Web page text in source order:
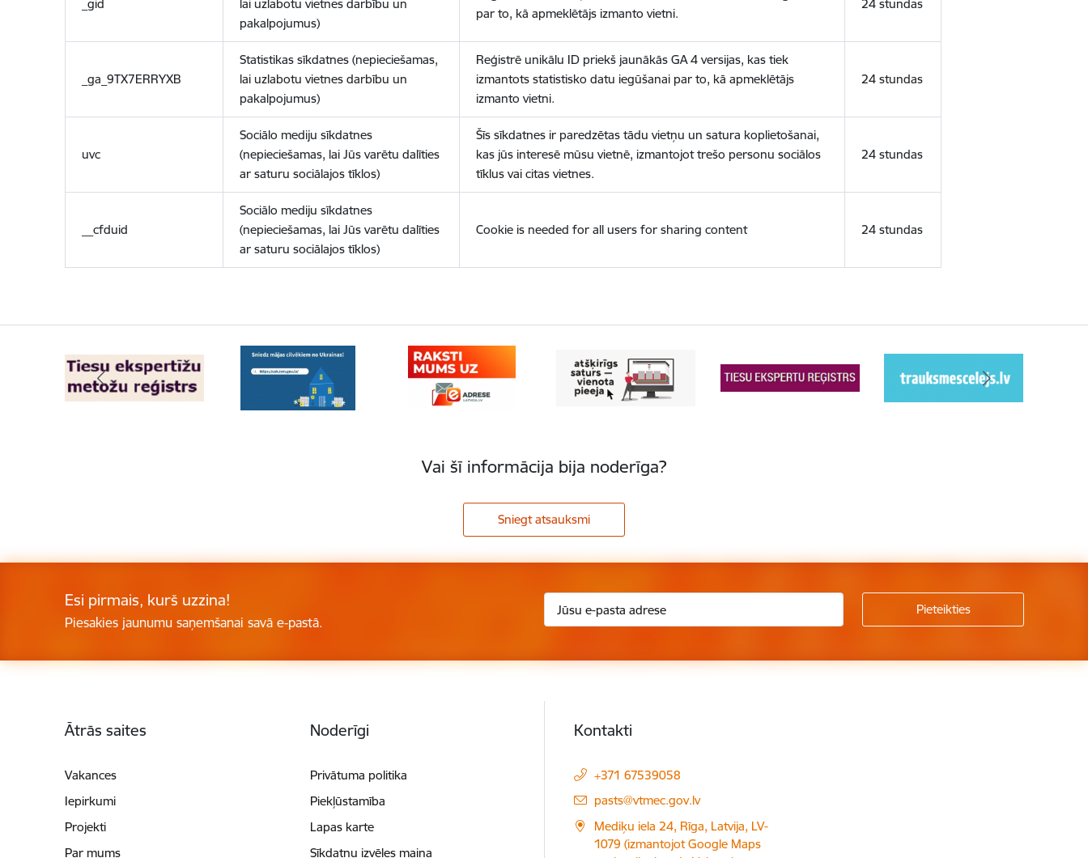
_gid
lai uzlabotu vietnes darbību un
pakalpojumus)
par to, kā apmeklētājs izmanto vietni.
24 stundas
_ga_9TX7ERRYXB
Statistikas sīkdatnes (nepieciešamas,
lai uzlabotu vietnes darbību un
pakalpojumus)
Reģistrē unikālu ID priekš jaunākās GA 4 versijas, kas tiek
izmantots statistisko datu iegūšanai par to, kā apmeklētājs
izmanto vietni.
24 stundas
uvc
Sociālo mediju sīkdatnes
(nepieciešamas, lai Jūs varētu dalīties
ar saturu sociālajos tīklos)
Šīs sīkdatnes ir paredzētas tādu vietņu un satura koplietošanai,
kas jūs interesē mūsu vietnē, izmantojot trešo personu sociālos
tīklus vai citas vietnes.
24 stundas
__cfduid
Sociālo mediju sīkdatnes
(nepieciešamas, lai Jūs varētu dalīties
ar saturu sociālajos tīklos)
Cookie is needed for all users for sharing content 24 stundas
Vai šī informācija bija noderīga?
Sniegt atsauksmi
Esi pirmais, kurš uzzina!
Piesakies jaunumu saņemšanai savā e-pastā.
Ātrās saites
Vakances
Iepirkumi
Projekti
Par mums
Noderīgi
Privātuma politika
Piekļūstamība
Lapas karte
Sīkdatņu izvēles maiņa
Kontakti
+371 67539058
E-pasts:
pasts@vtmec.gov.lv
Mediķu iela 24, Rīga, Latvija, LV-
1079 (izmantojot Google Maps